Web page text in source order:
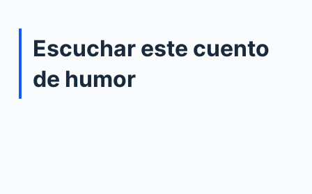
Escuchar este cuento
de humor